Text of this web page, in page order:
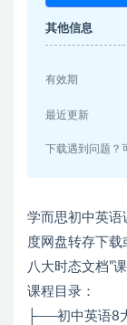
其他信息
有效期
最近更新
下载遇到问题
学而思初中英语
度网盘转存下载
八大时态文档”
课程目录：
├──初中英语8